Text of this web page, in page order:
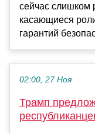
сейчас слишком
касающиеся
гарантий
02:00, 27 Ноя
Трамп